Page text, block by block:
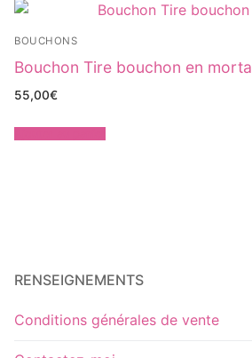
BOUCHONS
Bouchon Tire bouchon en morta
55,00€
RENSEIGNEMENTS
Conditions générales de vente